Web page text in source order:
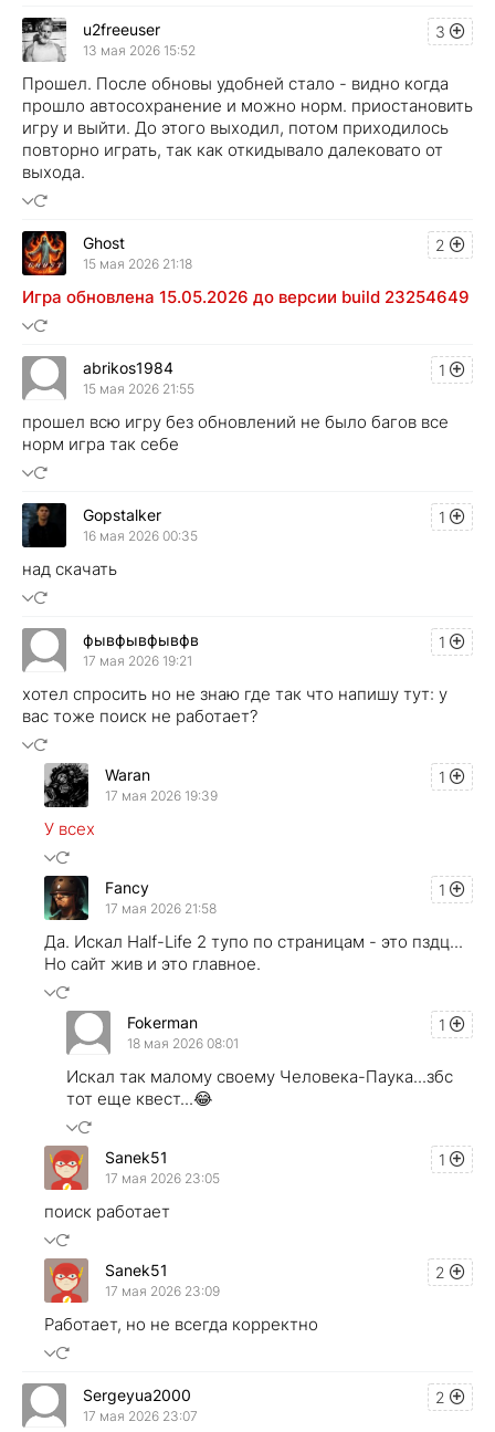
3
u2freeuser
13 мая 2026 15:52
Прошел. После обновы удобней стало - видно когда
прошло автосохранение и можно норм. приостановить
игру и выйти. До этого выходил, потом приходилось
повторно играть, так как откидывало далековато от
выхода.
2
Ghost
15 мая 2026 21:18
Игра обновлена 15.05.2026 до версии build 23254649
1
abrikos1984
15 мая 2026 21:55
прошел всю игру без обновлений не было багов все
норм игра так себе
1
Gopstalker
16 мая 2026 00:35
над скачать
1
фывфывфывфв
17 мая 2026 19:21
хотел спросить но не знаю где так что напишу тут: у
вас тоже поиск не работает?
1
Waran
17 мая 2026 19:39
У всех
1
Fancy
17 мая 2026 21:58
Да. Искал Half-Life 2 тупо по страницам - это пздц...
Но сайт жив и это главное.
1
Fokerman
18 мая 2026 08:01
Искал так малому своему Человека-Паука...збс
тот еще квест...😂
1
Sanek51
17 мая 2026 23:05
поиск работает
2
Sanek51
17 мая 2026 23:09
Работает, но не всегда корректно
2
Sergeyua2000
17 мая 2026 23:07